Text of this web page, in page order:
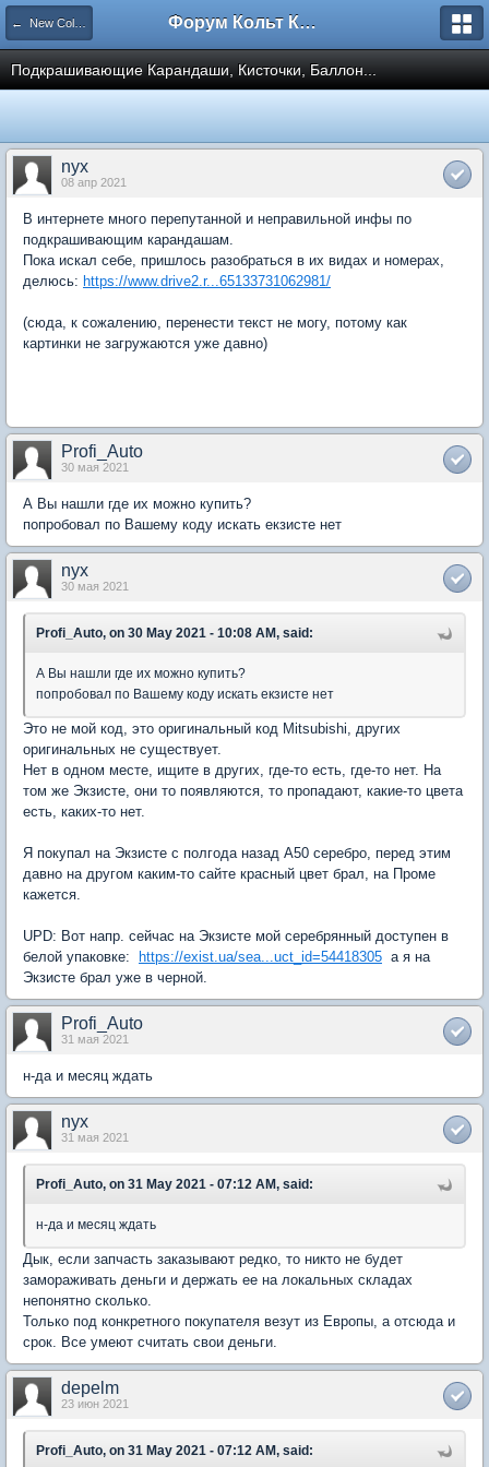
← New Colt. Кузов. Оборудование кузова. Внешний вид. Форум Кольт Клуб
Подкрашивающие Карандаши, Кисточки, Баллон...
nyx
08 апр 2021
В интернете много перепутанной и неправильной инфы по
подкрашивающим карандашам.
Пока искал себе, пришлось разобраться в их видах и номерах,
делюсь: https://www.drive2.r...65133731062981/
(сюда, к сожалению, перенести текст не могу, потому как
картинки не загружаются уже давно)
Profi_Auto
30 мая 2021
А Вы нашли где их можно купить?
попробовал по Вашему коду искать екзисте нет
nyx
30 мая 2021
Profi_Auto, on 30 May 2021 - 10:08 AM, said:
А Вы нашли где их можно купить?
попробовал по Вашему коду искать екзисте нет
Это не мой код, это оригинальный код Mitsubishi, других
оригинальных не существует.
Нет в одном месте, ищите в других, где-то есть, где-то нет. На
том же Экзисте, они то появляются, то пропадают, какие-то цвета
есть, каких-то нет.
Я покупал на Экзисте с полгода назад A50 серебро, перед этим
давно на другом каким-то сайте красный цвет брал, на Проме
кажется.
UPD: Вот напр. сейчас на Экзисте мой серебрянный доступен в
белой упаковке:
https://exist.ua/sea...uct_id=54418305 а я на
Экзисте брал уже в черной.
Profi_Auto
31 мая 2021
н-да и месяц ждать
nyx
31 мая 2021
Profi_Auto, on 31 May 2021 - 07:12 AM, said:
н-да и месяц ждать
Дык, если запчасть заказывают редко, то никто не будет
замораживать деньги и держать ее на локальных складах
непонятно сколько.
Только под конкретного покупателя везут из Европы, а отсюда и
срок. Все умеют считать свои деньги.
depelm
23 июн 2021
Profi_Auto, on 31 May 2021 - 07:12 AM, said: